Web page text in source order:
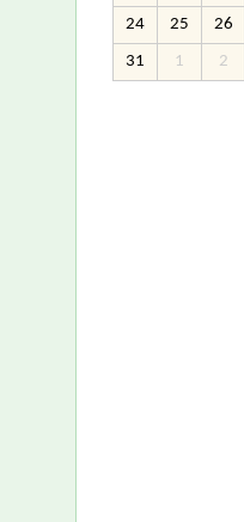
24 25 26
31 1 2